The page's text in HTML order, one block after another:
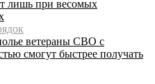
лишь при весомых
ветераны СВО с
смогут быстрее получать